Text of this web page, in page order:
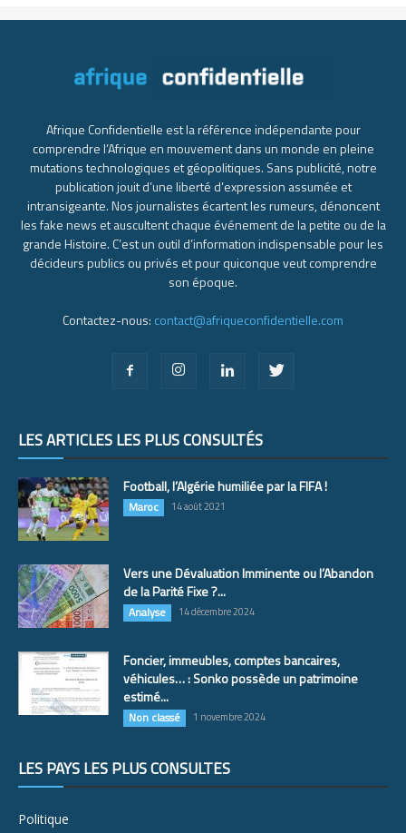
Afrique Confidentielle est la référence indépendante pour
comprendre l’Afrique en mouvement dans un monde en pleine
mutations technologiques et géopolitiques. Sans publicité, notre
publication jouit d’une liberté d’expression assumée et
intransigeante. Nos journalistes écartent les rumeurs, dénoncent
les fake news et auscultent chaque événement de la petite ou de la
grande Histoire. C’est un outil d’information indispensable pour les
décideurs publics ou privés et pour quiconque veut comprendre
son époque.
Contactez-nous: contact@afriqueconfidentielle.com
LES ARTICLES LES PLUS CONSULTÉS
Football, l’Algérie humiliée par la FIFA !
Maroc 14 août 2021
Vers une Dévaluation Imminente ou l’Abandon
de la Parité Fixe ?...
Analyse 14 décembre 2024
Foncier, immeubles, comptes bancaires,
véhicules… : Sonko possède un patrimoine
estimé...
Non classé 1 novembre 2024
LES PAYS LES PLUS CONSULTÉS
Politique